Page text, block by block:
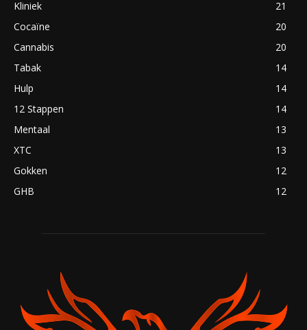
Kliniek
21
Cocaïne
20
Cannabis
20
Tabak
14
Hulp
14
12 Stappen
14
Mentaal
13
XTC
13
Gokken
12
GHB
12